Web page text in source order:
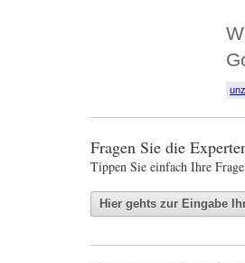
Fragen Sie die
Tippen Sie einfach Ihre